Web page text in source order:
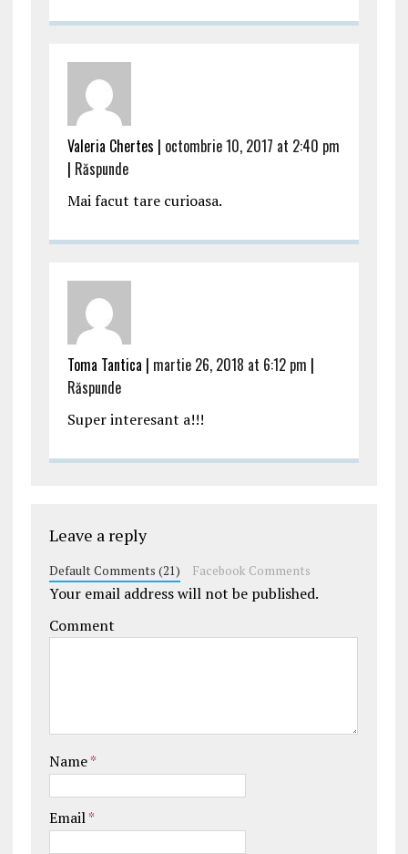
Valeria Chertes | octombrie 10, 2017 at 2:40 pm
| Răspunde
Mai facut tare curioasa.
Toma Tantica | martie 26, 2018 at 6:12 pm |
Răspunde
Super interesant a!!!
Leave a reply
Default Comments (21) Facebook Comments
Your email address will not be published.
Comment
Name*
Email*